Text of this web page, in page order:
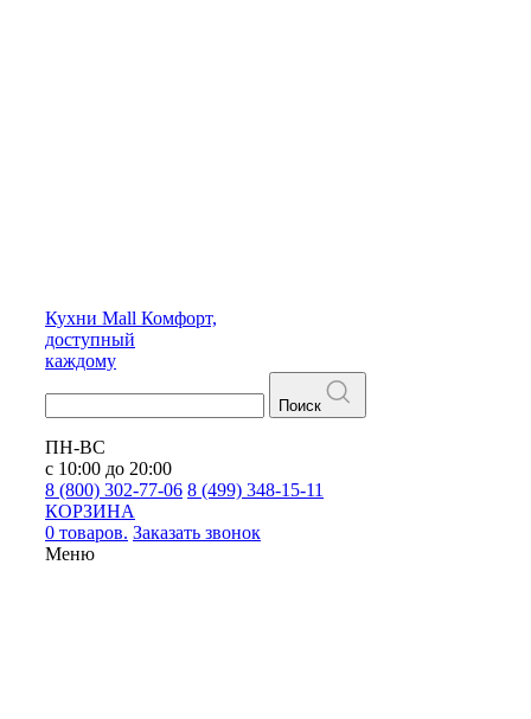
Кухни Mall Комфорт,
доступный
каждому
Поиск
ПН-ВС
с 10:00 до 20:00
8 (800) 302-77-06 8 (499) 348-15-11
КОРЗИНА
0 товаров. Заказать звонок
Меню